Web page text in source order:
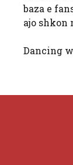
baza e
ajo shkon
Dancing